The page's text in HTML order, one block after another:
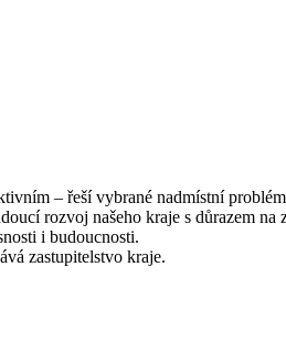
– řeší vybrané nadmístní
rozvoj našeho kraje s důrazem
i budoucnosti.
zastupitelstvo kraje.